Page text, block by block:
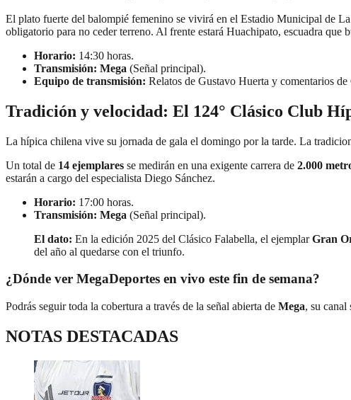
El plato fuerte del balompié femenino se vivirá en el Estadio Municipal de
obligatorio para no ceder terreno. Al frente estará Huachipato, escuadra que
Horario: 14:30 horas.
Transmisión: Mega (Señal principal).
Equipo de transmisión: Relatos de Gustavo Huerta y comentarios
Tradición y velocidad: El 124° Clásico Club
La hípica chilena vive su jornada de gala el domingo por la tarde. La
Un total de 14 ejemplares se medirán en una exigente carrera de 2.000
estarán a cargo del especialista Diego Sánchez.
Horario: 17:00 horas.
Transmisión: Mega (Señal principal).
El dato: En la edición 2025 del Clásico Falabella, el ejemplarGran
del año al quedarse con el triunfo.
¿Dónde ver MegaDeportes en vivo este fin de semana?
Podrás seguir toda la cobertura a través de la señal abierta de Mega, su canal
NOTAS DESTACADAS